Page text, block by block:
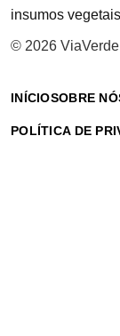
insumos
© 2026
INÍCIOSOBRE
POLÍTICA DE